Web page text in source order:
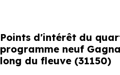
Points d'intérêt du
programme neuf
long du fleuve (31150)